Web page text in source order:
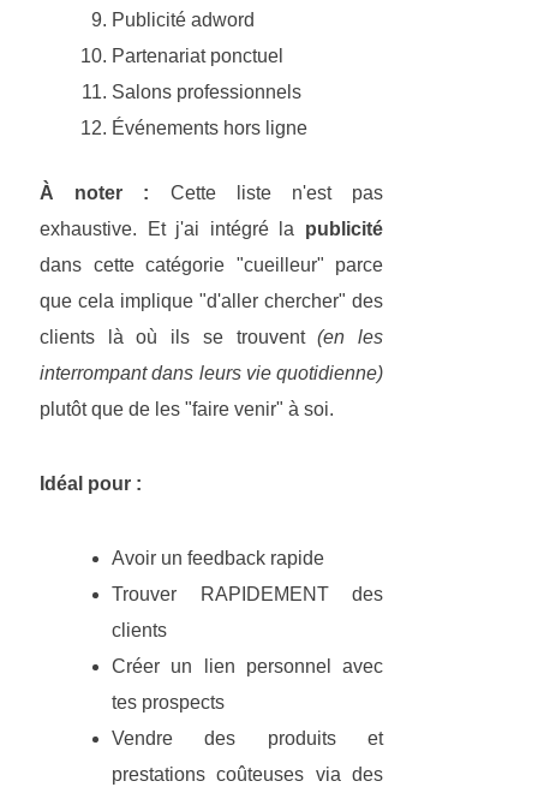
Publicité adword
Partenariat ponctuel
Salons professionnels
Événements hors ligne
À noter : Cette liste n'est pas
exhaustive. Et j'ai intégré la publicité
dans cette catégorie "cueilleur" parce
que cela implique "d'aller chercher" des
clients là où ils se trouvent(en les
interrompant dans leurs vie quotidienne)
plutôt que de les "faire venir" à soi.
Idéal pour :
Avoir un feedback rapide
Trouver RAPIDEMENT des
clients
Créer un lien personnel avec
tes prospects
Vendre des produits et
prestations coûteuses via des